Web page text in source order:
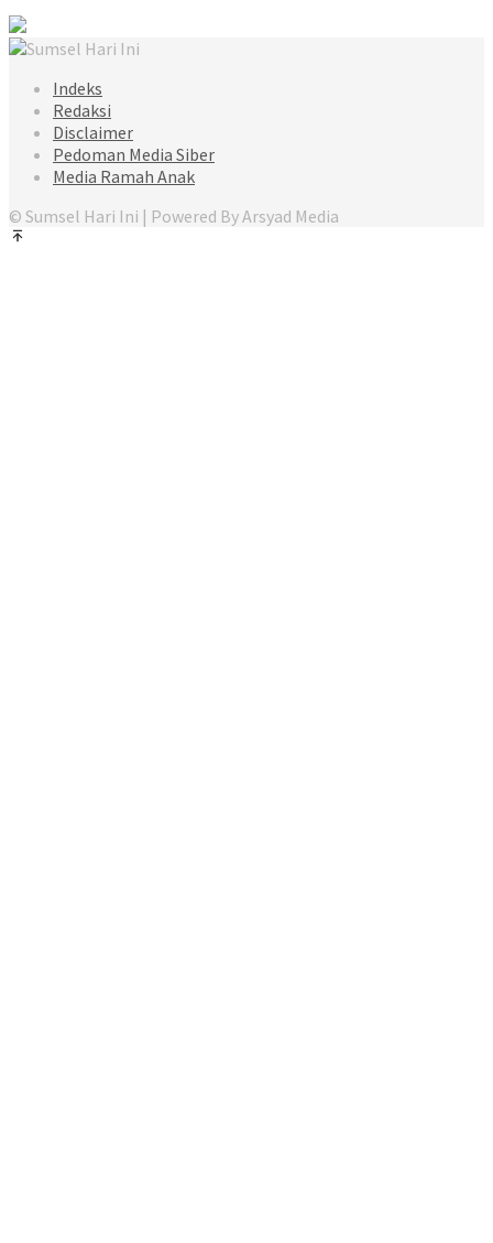
Indeks
Redaksi
Disclaimer
Pedoman Media Siber
Media Ramah Anak
© Sumsel Hari Ini | Powered By Arsyad Media